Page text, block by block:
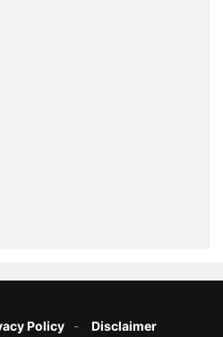
Policy Disclaimer